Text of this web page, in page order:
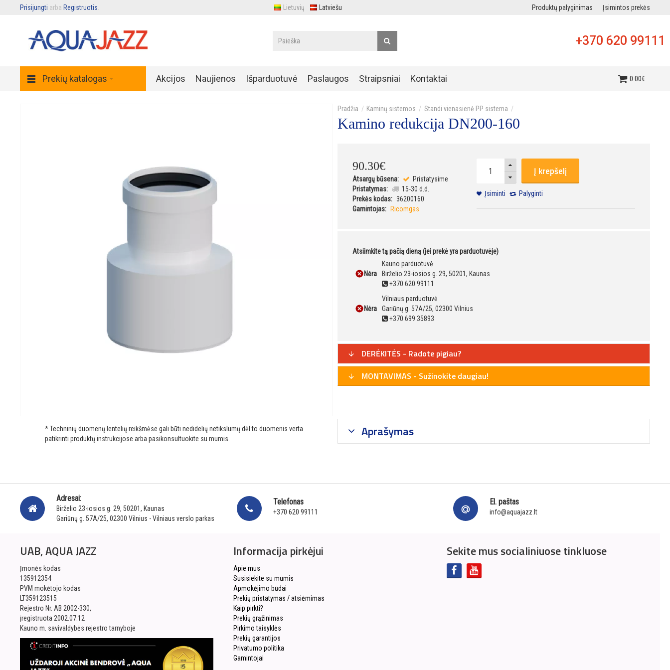
Prisijungti arba Registruotis Lietuvių Latviešu Produktų palyginimas Įsimintos prekės
+370 620 99111
Prekių katalogas Akcijos Naujienos Išparduotuvė Paslaugos Straipsniai Kontaktai 0.00€
Kaminų sistemos Standi vienasienė PP sistema
Kamino redukcija DN200-160
90.30€
Atsargų būsena:
Pristatysime
Pristatymas:
15-30 d.d.
Prekės kodas: 36200160
Gamintojas:
Ricomgas
Į krepšelį
Įsiminti Palyginti
Atsiimkite tą pačią dieną (jei prekė yra parduotuvėje)
Nėra
Kauno parduotuvė
Birželio 23-iosios g. 29, 50201, Kaunas
+370 620 99111
Nėra
Vilniaus parduotuvė
Gariūnų g. 57A/25, 02300 Vilnius
+370 699 35893
DERĖKITĖS - Radote pigiau?
MONTAVIMAS - Sužinokite daugiau!
* Techninių duomenų lentelių reikšmėse gali būti nedidelių netikslumų dėl to duomenis verta
patikrinti produktų instrukcijose arba pasikonsultuokite su mumis.
Aprašymas
Adresai:
Birželio 23-iosios g. 29, 50201, Kaunas
Gariūnų g. 57A/25, 02300 Vilnius - Vilniaus verslo parkas
Telefonas
+370 620 99111
El. paštas
info@aquajazz.lt
UAB, AQUA JAZZ
Įmonės kodas
135912354
PVM mokėtojo kodas
LT359123515
Rejestro Nr. AB 2002-330,
įregistruota 2002.07.12
Kauno m. savivaldybės rejestro tarnyboje
Informacija pirkėjui
Apie mus
Susisiekite su mumis
Apmokėjimo būdai
Prekių pristatymas / atsiėmimas
Kaip pirkti?
Prekių grąžinimas
Pirkimo taisyklės
Prekių garantijos
Privatumo politika
Gamintojai
Sekite mus socialiniuose tinkluose